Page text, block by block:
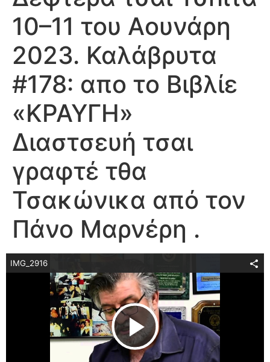
10–11 του Αουνάρη
2023. Καλάβρυτα
#178: απο το Βιβλίε
«ΚΡΑΥΓΗ»
Διαστσευή τσαι
γραφτέ τθα
Τσακώνικα από τον
Πάνο Μαρνέρη .
IMG_2916
Play Video